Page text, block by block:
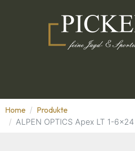
Home
Produkte
ALPEN OPTICS Apex LT 1-